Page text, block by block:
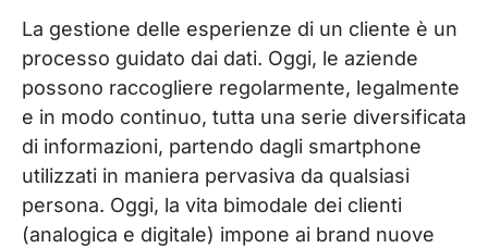
La gestione delle esperienze di un cliente è un
processo guidato dai dati. Oggi, le aziende
possono raccogliere regolarmente, legalmente
e in modo continuo, tutta una serie diversificata
di informazioni, partendo dagli smartphone
utilizzati in maniera pervasiva da qualsiasi
persona. Oggi, la vita bimodale dei clienti
(analogica e digitale) impone ai brand nuove